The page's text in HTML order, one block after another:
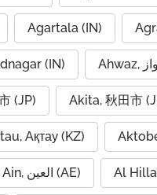
Agartala (IN)
(IN)
(JP) Akita, 秋田市
Ақтау (KZ)
Al Ain, العين (AE)